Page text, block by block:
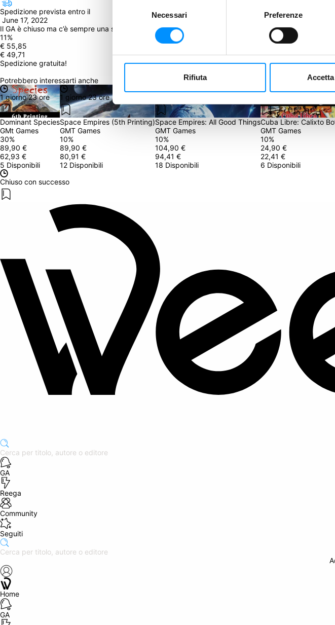
consenso
Necessari Preferenze
Rifiuta
Spedizione prevista entro il
June 17, 2022
Il GA è chiuso ma c’è sempre una seconda opportunità! Clicca qui in basso e fai una nuova Proposta.
11%
€ 55,85
€ 49,71
Spedizione gratuita!
Potrebbero interessarti anche
1 giorno 23 ore
Dominant Species
GMt Games
30%
89,90 €
62,93 €
5 Disponibili
1 giorno 23 ore
Space Empires (5th Printing)
GMT Games
10%
89,90 €
80,91 €
12 Disponibili
Space Empires: All Good Things
GMT Games
10%
104,90 €
94,41 €
18 Disponibili
Cuba Libre: Calixto
GMT Games
10%
24,90 €
22,41 €
6 Disponibili
Chiuso con successo
GA
Reega
Community
Seguiti
Home
GA